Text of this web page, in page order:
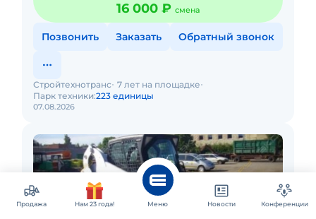
16 000 ₽ смена
Позвонить Заказать Обратный звонок
07.08.2026
Стройтехнотранс 7 лет на площадке
Парк техники:223 единицы
Продажа Нам 23 года! Меню Новости Конференции